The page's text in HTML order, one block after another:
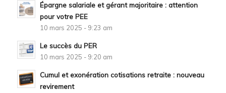
Épargne salariale et gérant majoritaire : attention
pour votre PEE
10 mars 2025 - 9:23 am
Le succès du PER
10 mars 2025 - 9:20 am
Cumul et exonération cotisations retraite : nouveau
revirement